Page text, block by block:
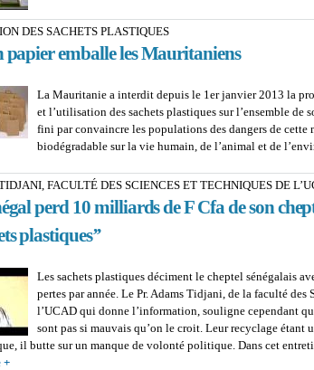
DES SACHETS PLASTIQUES
papier emballe les Mauritaniens
La Mauritanie a interdit depuis le 1er janvier 2013 la
et l’utilisation des sachets plastiques sur l’ensemble de
fini par convaincre les populations des dangers de
biodégradable sur la vie humain, de l’animal et de
FACULTÉ DES SCIENCES ET TECHNIQUES DE
perd 10 milliards de F Cfa de son
plastiques’’
Les sachets plastiques déciment le cheptel sénégalais
pertes par année. Le Pr. Adams Tidjani, de la faculté des
l’UCAD qui donne l’information, souligne cependant
sont pas si mauvais qu’on le croit. Leur recyclage étant
il butte sur un manque de volonté politique. Dans cet
+